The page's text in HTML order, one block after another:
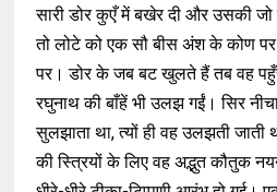
सारी डोर कुएँ में बखेर दी और उसकी जो
तो लोटे को एक सौ बीस अंश के कोण
पर। डोर के जब बट खुलते हैं तब वह
रघुनाथ की बाँहें भी उलझ गईं। सिर
सुलझाता था, त्यों ही वह उलझती जाती
की स्त्रियों के लिए वह अद्भुत कौतुक